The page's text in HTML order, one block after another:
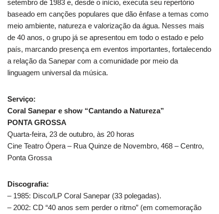
setembro de 1983 e, desde o início, executa seu repertório
baseado em canções populares que dão ênfase a temas como
meio ambiente, natureza e valorização da água. Nesses mais
de 40 anos, o grupo já se apresentou em todo o estado e pelo
país, marcando presença em eventos importantes, fortalecendo
a relação da Sanepar com a comunidade por meio da
linguagem universal da música.
Serviço:
Coral Sanepar e show “Cantando a Natureza”
PONTA GROSSA
Quarta-feira, 23 de outubro, às 20 horas
Cine Teatro Ópera – Rua Quinze de Novembro, 468 – Centro,
Ponta Grossa
Discografia:
– 1985: Disco/LP Coral Sanepar (33 polegadas).
– 2002: CD “40 anos sem perder o ritmo” (em comemoração